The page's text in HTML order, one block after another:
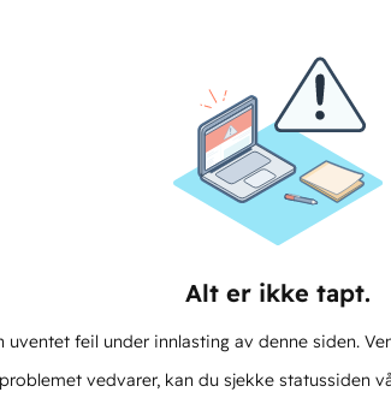
Alt er ikke tapt.
uventet feil under innlasting av denne siden.
vedvarer, kan du sjekke statussiden